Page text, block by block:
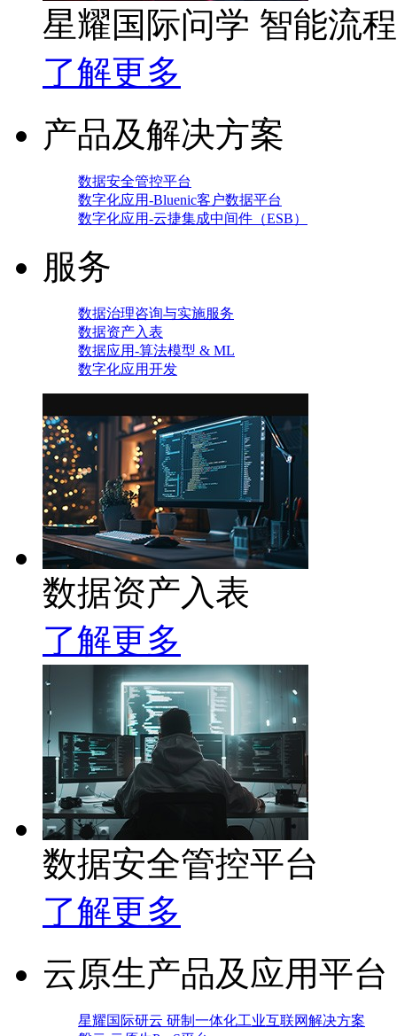
星耀国际问学 智能流
了解更多
产品及解决方案
数据安全管控平台
数字化应用-Bluenic客户数据平台
数字化应用-云捷集成中间件（ESB）
服务
数据治理咨询与实施服务
数据资产入表
数据应用-算法模型 & ML
数字化应用开发
数据资产入表
了解更多
数据安全管控平台
了解更多
云原生产品及应用平台
星耀国际研云 研制一体化工业互联网解决方案